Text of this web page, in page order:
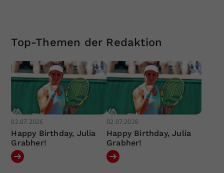
Top-Themen der Redaktion
02.07.2026
Happy Birthday, Julia
Grabher!
02.07.2026
Happy Birthday, Julia
Grabher!